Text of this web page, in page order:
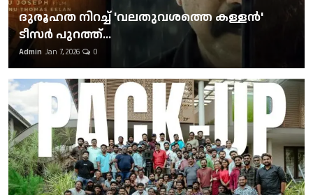
ദുരൂഹത നിറച്ച് 'വലതുവശത്തെ കള്ളന്‍'
ടീസര്‍ പുറത്ത്...
Admin Jan 7, 2026 0